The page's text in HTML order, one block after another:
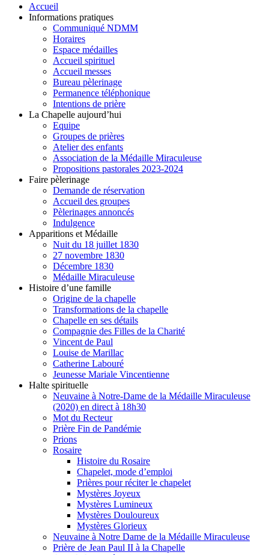
Accueil
Informations pratiques
Communiqué NDMM
Horaires
Espace médailles
Accueil spirituel
Accueil messes
Bureau pèlerinage
Permanence téléphonique
Intentions de prière
La Chapelle aujourd’hui
Equipe
Groupes de prières
Atelier des enfants
Association de la Médaille Miraculeuse
Propositions pastorales 2023-2024
Faire pèlerinage
Demande de réservation
Accueil des groupes
Pèlerinages annoncés
Indulgence
Apparitions et Médaille
Nuit du 18 juillet 1830
27 novembre 1830
Décembre 1830
Médaille Miraculeuse
Histoire d’une famille
Origine de la chapelle
Transformations de la chapelle
Chapelle en ses détails
Compagnie des Filles de la Charité
Vincent de Paul
Louise de Marillac
Catherine Labouré
Jeunesse Mariale Vincentienne
Halte spirituelle
Neuvaine à Notre-Dame de la Médaille Miraculeuse
(2020) en direct à 18h30
Mot du Recteur
Prière Fin de Pandémie
Prions
Rosaire
Histoire du Rosaire
Chapelet, mode d’emploi
Prières pour réciter le chapelet
Mystères Joyeux
Mystères Lumineux
Mystères Douloureux
Mystères Glorieux
Neuvaine à Notre Dame de la Médaille Miraculeuse
Prière de Jean Paul II à la Chapelle